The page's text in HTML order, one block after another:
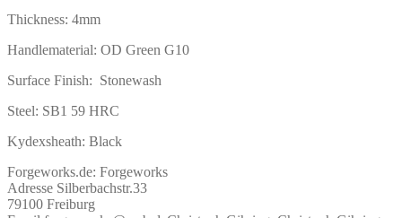
Thickness: 4mm
Handlematerial: OD Green G10
Surface Finish: Stonewash
Steel: SB1 59 HRC
Kydexsheath: Black
Forgeworks.de: Forgeworks
Adresse Silberbachstr.33
79100 Freiburg